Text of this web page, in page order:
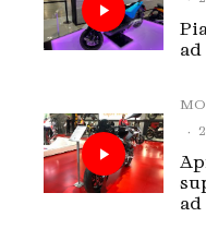
ad
·
ad